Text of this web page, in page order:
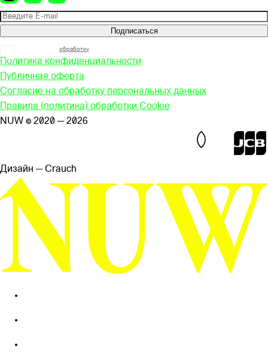
Подписаться
обработку
Политика конфиденциальности
Публичная оферта
Согласие на обработку персональных данных
Правила (политика) обработки Cookie
NUW © 2020 — 2026
Дизайн — Сrauch